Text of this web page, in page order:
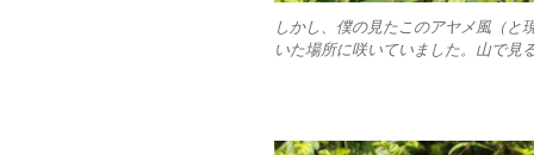
しかし、僕の見たこのアヤメ風（と
いた場所に咲いていました。山で見